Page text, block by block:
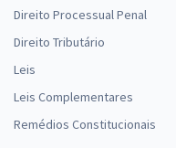
Direito Processual Penal
Direito Tributário
Leis
Leis Complementares
Remédios Constitucionais